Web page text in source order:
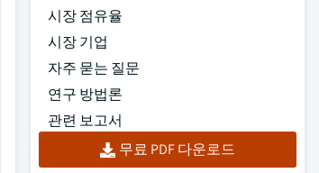
시장 점유율
시장 기업
자주 묻는 질문
연구 방법론
관련 보고서
무료 PDF 다운로드